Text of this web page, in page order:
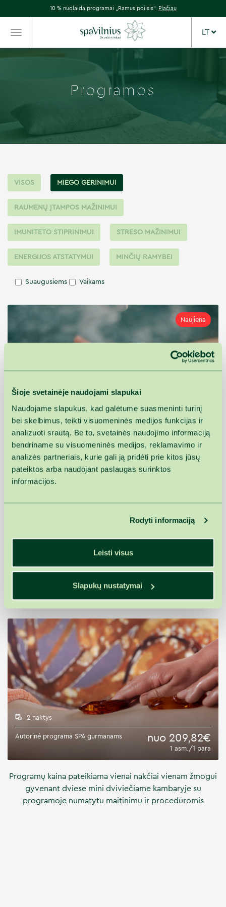
Šioje svetainėje naudojami slapukai
Naudojame slapukus, kad galėtume suasmeninti turinį
bei skelbimus, teikti visuomeninės medijos funkcijas ir
analizuoti srautą. Be to, svetainės naudojimo informaciją
bendriname su visuomeninės medijos, reklamavimo ir
analizės partneriais, kurie gali ją pridėti prie kitos jūsų
pateiktos arba naudojant paslaugas surinktos
informacijos.
Rodyti informaciją
Leisti visus
Slapukų nustatymai
10 % nuolaida programai „Ramus poilsis“. Plačiau
TOGGLE
NAVIGATION
LT
Programos
VISOS MIEGO GERINIMUI
RAUMENŲ ĮTAMPOS MAŽINIMUI
IMUNITETO STIPRINIMUI STRESO MAŽINIMUI
ENERGIJOS ATSTATYMUI MINČIŲ RAMYBEI
Suaugusiems Vaikams
Naujiena
Lengvumas nuo106,17€
1 asm./1 para
2 naktys
Autorinė programa SPA gurmanams nuo 209,82€
1 asm./1 para
Programų kaina pateikiama vienai nakčiai vienam žmogui
gyvenant dviese mini dviviečiame kambaryje su
programoje numatytu maitinimu ir procedūromis